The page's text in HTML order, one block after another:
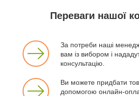
Переваги нашої
За потреби наші
вам із вибором і
консультацію.
Ви можете придбати
допомогою онлайн-